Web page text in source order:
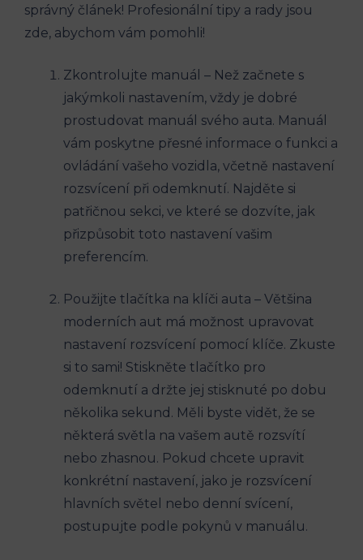
správný článek! Profesionální tipy a rady jsou
zde, abychom vám pomohli!
Zkontrolujte manuál – Než začnete s
jakýmkoli nastavením, vždy je dobré
prostudovat manuál svého auta. Manuál
vám poskytne přesné informace o funkci a
ovládání vašeho vozidla, včetně nastavení
rozsvícení při odemknutí. Najděte si
patřičnou sekci, ve které se dozvíte, jak
přizpůsobit toto nastavení vašim
preferencím.
Použijte tlačítka na klíči auta – Většina
moderních aut má možnost upravovat
nastavení rozsvícení pomocí klíče. Zkuste
si to sami! Stiskněte tlačítko pro
odemknutí a držte jej stisknuté po dobu
několika sekund. Měli byste vidět, že se
některá světla na vašem autě rozsvítí
nebo zhasnou. Pokud chcete upravit
konkrétní nastavení, jako je rozsvícení
hlavních světel nebo denní svícení,
postupujte podle pokynů v manuálu.